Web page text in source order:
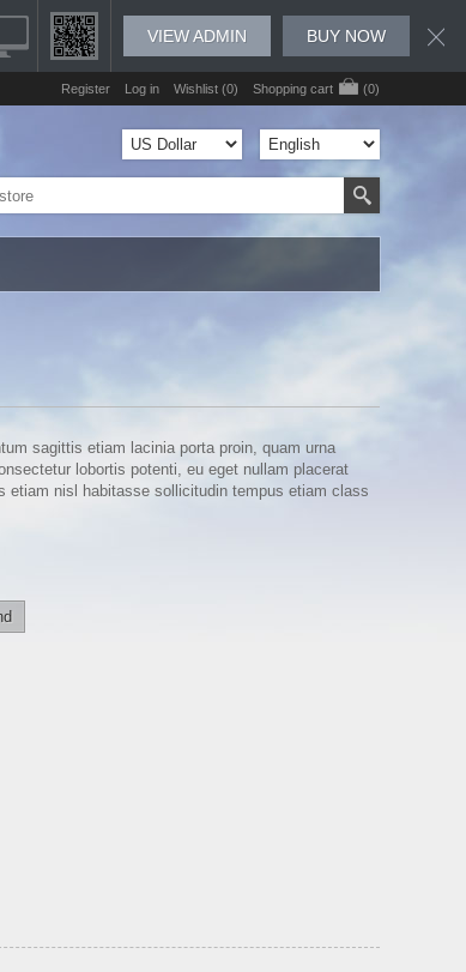
VIEW ADMIN BUY NOW
Register Log in Wishlist (0) Shopping cart (0)
sagittis etiam lacinia porta proin, quam urna
lobortis potenti, eu eget nullam placerat
etiam nisl habitasse sollicitudin tempus etiam class